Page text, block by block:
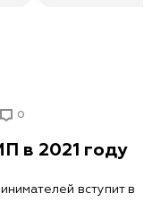
0
в 2021 году
вступит в